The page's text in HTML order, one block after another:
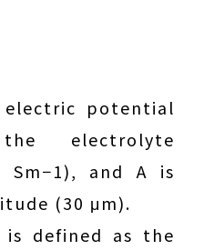
potential
electrolyte
Sm−1), and A is
(30 μm).
defined as the